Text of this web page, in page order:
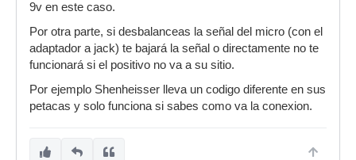
9v en este caso.
Por otra parte, si desbalanceas la señal del micro (con el
adaptador a jack) te bajará la señal o directamente no te
funcionará si el positivo no va a su sitio.
Por ejemplo Shenheisser lleva un codigo diferente en sus
petacas y solo funciona si sabes como va la conexion.